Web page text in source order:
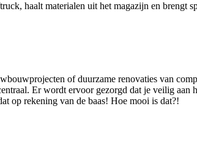
haalt materialen uit het magazijn en brengt
of duurzame renovaties van
Er wordt ervoor gezorgd dat je veilig aan
op rekening van de baas! Hoe mooi is dat?!